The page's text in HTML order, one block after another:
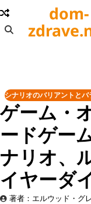
Skip
to
content
dom-
シナリオのバリアントとバ
ゲーム・
ードゲー
ナリオ、
イヤーダ
著者：エルウッド・グ